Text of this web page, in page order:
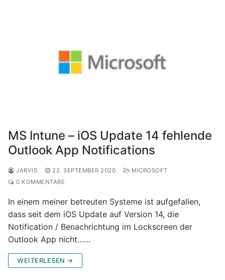
MS Intune – iOS Update 14 fehlende
Outlook App Notifications
JARVIS 22. SEPTEMBER 2020
MICROSOFT
0 KOMMENTARE
In einem meiner betreuten Systeme ist aufgefallen,
dass seit dem iOS Update auf Version 14, die
Notification / Benachrichtung im Lockscreen der
Outlook App nicht……
WEITERLESEN →